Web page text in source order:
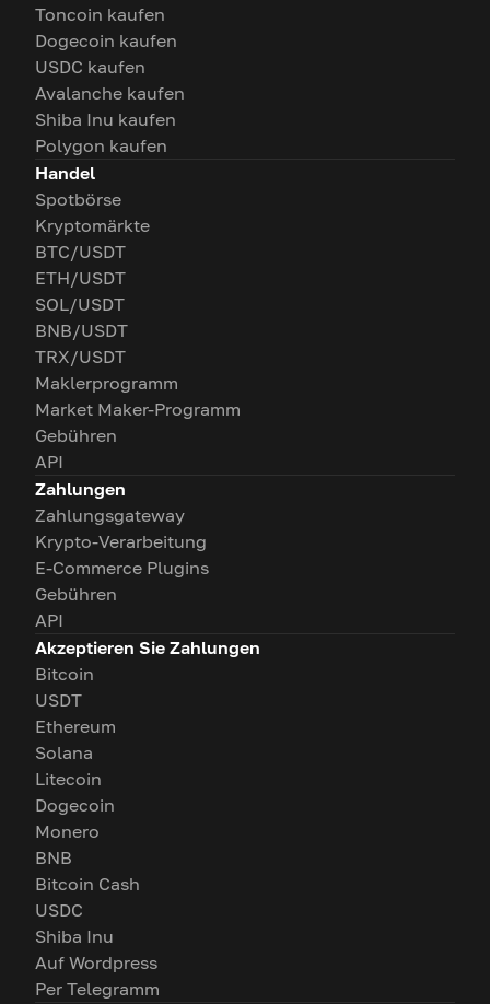
Toncoin kaufen
Dogecoin kaufen
USDC kaufen
Avalanche kaufen
Shiba Inu kaufen
Polygon kaufen
Handel
Spotbörse
Kryptomärkte
BTC/USDT
ETH/USDT
SOL/USDT
BNB/USDT
TRX/USDT
Maklerprogramm
Market Maker-Programm
Gebühren
API
Zahlungen
Zahlungsgateway
Krypto-Verarbeitung
E-Commerce Plugins
Gebühren
API
Akzeptieren Sie Zahlungen
Bitcoin
USDT
Ethereum
Solana
Litecoin
Dogecoin
Monero
BNB
Bitcoin Cash
USDC
Shiba Inu
Auf Wordpress
Per Telegramm